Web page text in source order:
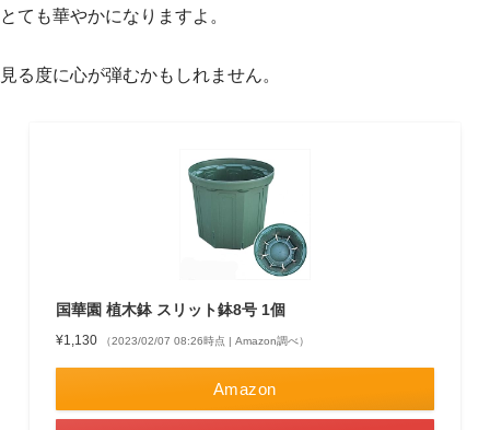
とても華やかになりますよ。
見る度に心が弾むかもしれません。
国華園 植木鉢 スリット鉢8号 1個
¥1,130 （2023/02/07 08:26時点 | Amazon調べ）
Amazon